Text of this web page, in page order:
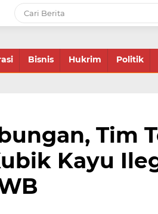
Bisnis Hukrim Politik
Tim
Kayu